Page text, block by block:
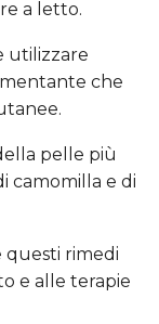
a letto.
utilizzare
che
pelle più
camomilla e di
questi rimedi
e alle terapie